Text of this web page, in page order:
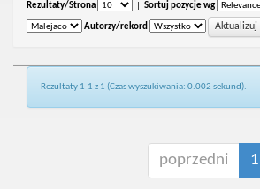
Rezultaty/Strona Sortuj pozycje wg
Autorzy/rekord
Rezultaty 1-1 z 1 (Czas wyszukiwania: 0.002 sekund).
poprzedni 1